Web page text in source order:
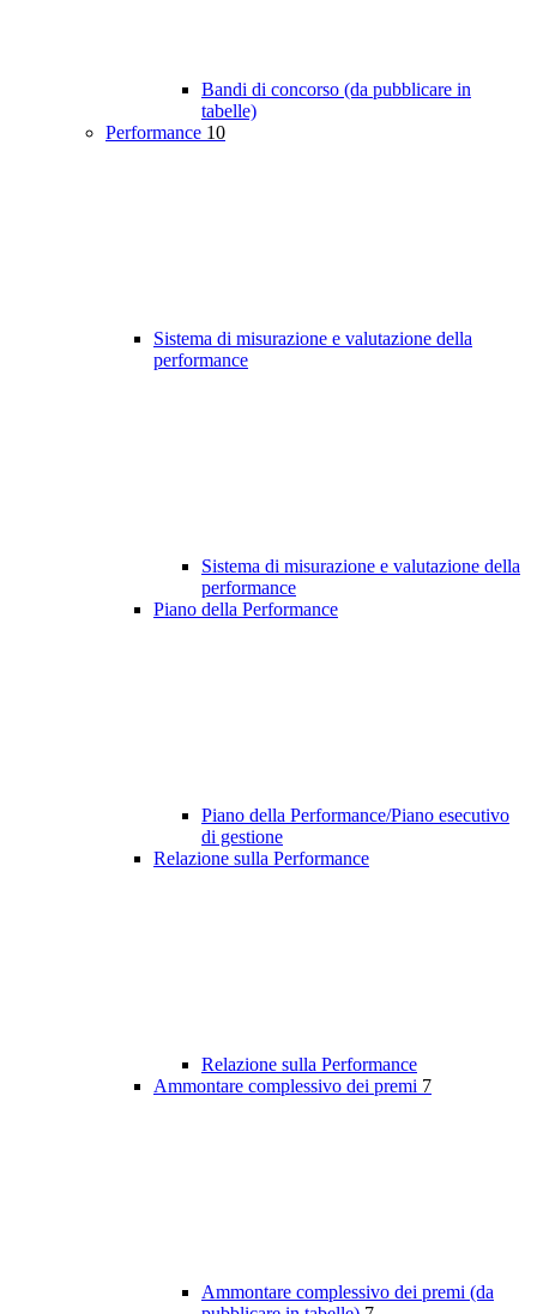
Bandi di concorso (da pubblicare in
tabelle)
Performance 10
Sistema di misurazione e valutazione della
performance
Sistema di misurazione e valutazione della
performance
Piano della Performance
Piano della Performance/Piano esecutivo
di gestione
Relazione sulla Performance
Relazione sulla Performance
Ammontare complessivo dei premi 7
Ammontare complessivo dei premi (da